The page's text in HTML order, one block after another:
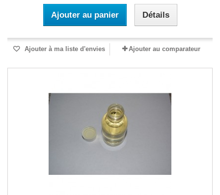
Ajouter au panier Détails
Ajouter à ma liste d'envies Ajouter au comparateur